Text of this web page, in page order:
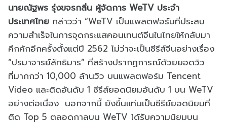
นายณัฐพร รุ่งขจรกลิ่น ผู้จัดการ WeTV ประจำ
ประเทศไทย กล่าวว่า “WeTV เป็นแพลตฟอร์มที่ประสบ
ความสำเร็จในการจุดกระแสคอนเทนต์จีนในไทยให้กลับมา
คึกคักอีกครั้งตั้งแต่ปี 2562 ไม่ว่าจะเป็นซีรีส์จีนอย่างเรื่อง
“ปรมาจารย์ลัทธิมาร” ที่สร้างปรากฏการณ์ด้วยยอดวิว
ที่มากกว่า 10,000 ล้านวิว บนแพลตฟอร์ม Tencent
Video และติดอันดับ 1 ซีรีส์ยอดนิยมอันดับ 1 บน WeTV
อย่างต่อเนื่อง นอกจากนี้ ยังขึ้นแท่นเป็นซีรีย์ยอดนิยมที่
ติด Top 5 ตลอดกาลบน WeTV ได้รับความนิยมบน